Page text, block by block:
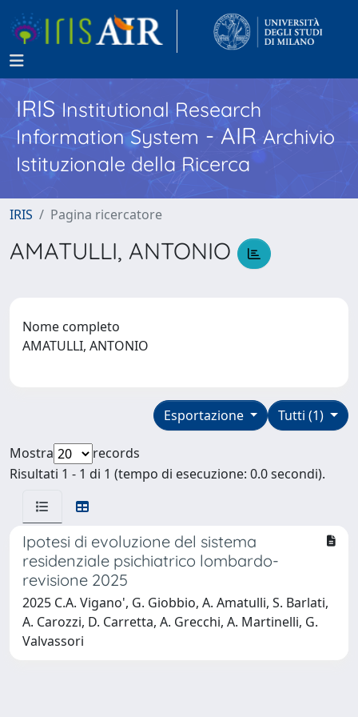
IRISInstitutional Research
Information System - AIR Archivio
Istituzionale della Ricerca
IRIS Pagina ricercatore
AMATULLI, ANTONIO
Nome completo
AMATULLI, ANTONIO
Tutti (1)
Esportazione
Mostra
records
Risultati 1 - 1 di 1 (tempo di esecuzione: 0.0 secondi).
Ipotesi di evoluzione del sistema
residenziale psichiatrico lombardo-
revisione 2025
2025 C.A. Vigano', G. Giobbio, A. Amatulli, S. Barlati,
A. Carozzi, D. Carretta, A. Grecchi, A. Martinelli, G.
Valvassori